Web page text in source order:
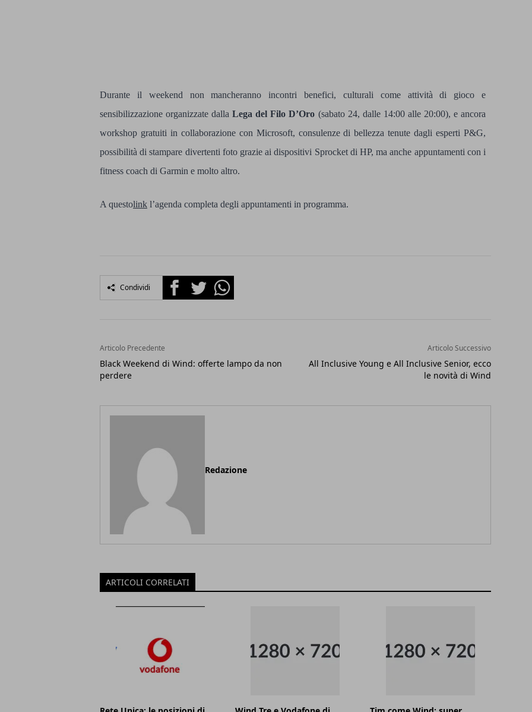
Durante il weekend non mancheranno incontri benefici, culturali come attività di gioco e
sensibilizzazione organizzate dallaLega del Filo D’Oro (sabato 24, dalle 14:00 alle 20:00), e ancora
workshop gratuiti in collaborazione con Microsoft, consulenze di bellezza tenute dagli esperti P&G,
possibilità di stampare divertenti foto grazie ai dispositivi Sprocket di HP, ma anche appuntamenti con i
fitness coach di Garmin e molto altro.
A questolink l’agenda completa degli appuntamenti in programma.
Condividi FacebookTwitterWhatsapp
Articolo Precedente
Black Weekend di Wind: offerte lampo da non
perdere
Articolo Successivo
All Inclusive Young e All Inclusive Senior, ecco
le novità di Wind
Redazione
ARTICOLI CORRELATI